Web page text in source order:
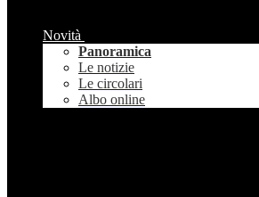
Novità
Panoramica
Le notizie
Le circolari
Albo online